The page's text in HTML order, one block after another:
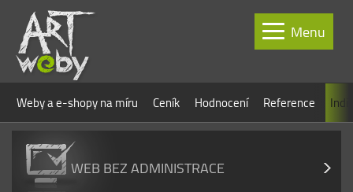
Menu
Weby a e-shopy na míru Ceník Hodnocení Reference
WEB BEZ ADMINISTRACE